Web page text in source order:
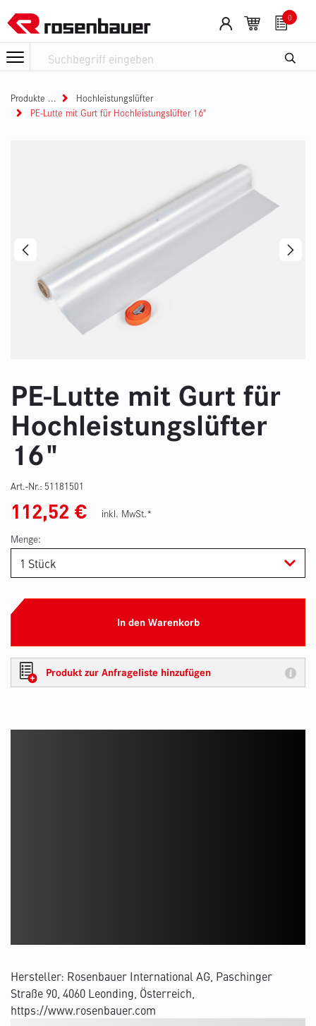
0
Produkte
Hochleistungslüfter
PE-Lutte mit Gurt für Hochleistungslüfter 16"
PE-Lutte mit Gurt für
Hochleistungslüfter
16"
Art.-Nr.: 51181501
112,52 €
inkl. MwSt.*
Menge:
In den Warenkorb
Produkt zur Anfrageliste hinzufügen
Hersteller: Rosenbauer International AG, Paschinger
Straße 90, 4060 Leonding, Österreich,
https://www.rosenbauer.com